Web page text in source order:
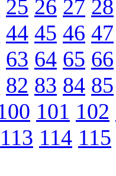
25 26 27 28
44 45 46 47
63 64 65 66
82 83 84 85
101 102
113 114 115